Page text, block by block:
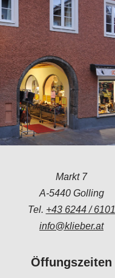
Markt 7
A-5440 Golling
Tel. +43 6244 / 6101
info@klieber.at
Öffungszeiten